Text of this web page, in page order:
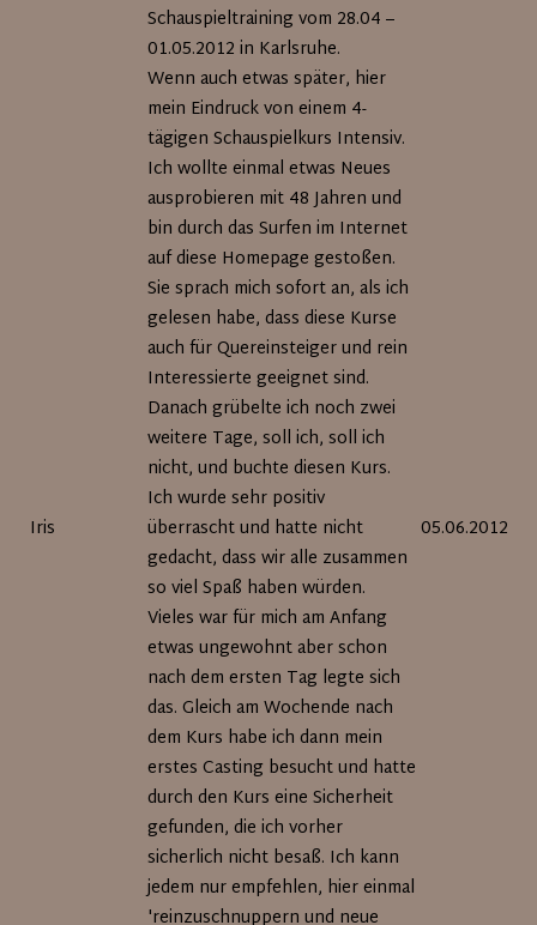
Iris
Schauspieltraining vom 28.04 –
01.05.2012 in Karlsruhe.
Wenn auch etwas später, hier
mein Eindruck von einem 4-
tägigen Schauspielkurs Intensiv.
Ich wollte einmal etwas Neues
ausprobieren mit 48 Jahren und
bin durch das Surfen im Internet
auf diese Homepage gestoßen.
Sie sprach mich sofort an, als ich
gelesen habe, dass diese Kurse
auch für Quereinsteiger und rein
Interessierte geeignet sind.
Danach grübelte ich noch zwei
weitere Tage, soll ich, soll ich
nicht, und buchte diesen Kurs.
Ich wurde sehr positiv
überrascht und hatte nicht
gedacht, dass wir alle zusammen
so viel Spaß haben würden.
Vieles war für mich am Anfang
etwas ungewohnt aber schon
nach dem ersten Tag legte sich
das. Gleich am Wochende nach
dem Kurs habe ich dann mein
erstes Casting besucht und hatte
durch den Kurs eine Sicherheit
gefunden, die ich vorher
sicherlich nicht besaß. Ich kann
jedem nur empfehlen, hier einmal
'reinzuschnuppern und neue
05.06.2012